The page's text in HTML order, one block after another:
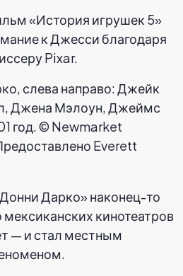
«История игрушек 5»
к Джесси благодаря
Pixar.
Дарко» наконец-то
кинотеатров
— и стал местным